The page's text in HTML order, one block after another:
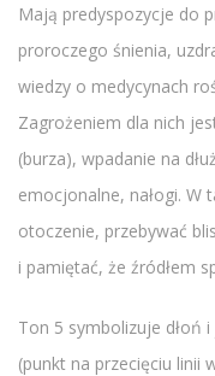
Mają predyspozycje do
proroczego śnienia,
wiedzy o medycynach
Zagrożeniem dla nich
(burza), wpadanie na
emocjonalne, nałogi. W
otoczenie, przebywać
i pamiętać, że źródłem
Ton 5 symbolizuje dłoń
(punkt na przecięciu linii